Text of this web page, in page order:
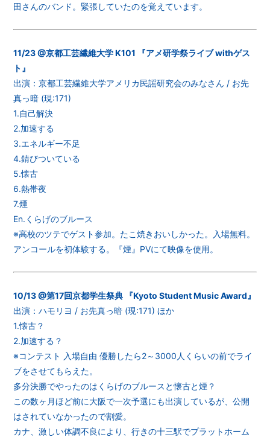
田さんのバンド。緊張していたのを覚えています。
11/23 @京都工芸繊維大学 K101 『アメ研学祭ライブ withゲス
ト』
出演：京都工芸繊維大学アメリカ民謡研究会のみなさん / お先
真っ暗 (現:171)
1.自己解決
2.加速する
3.エネルギー不足
4.錆びついている
5.懐古
6.熱帯夜
7.煙
En.くらげのブルース
※高校のツテでゲスト参加。たこ焼きおいしかった。入場無料。
アンコールを初体験する。『煙』PVにて映像を使用。
10/13 @第17回京都学生祭典 『Kyoto Student Music Award』
出演：ハモリヨ / お先真っ暗 (現:171) ほか
1.懐古？
2.加速する？
※コンテスト 入場自由 優勝したら2～3000人くらいの前でライ
ブをさせてもらえた。
多分決勝でやったのはくらげのブルースと懐古と煙？
この数ヶ月ほど前に大阪で一次予選にも出演しているが、公開
はされていなかったので割愛。
カナ、激しい体調不良により、行きの十三駅でプラットホーム